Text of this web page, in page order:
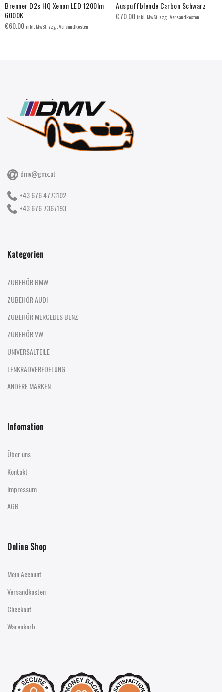
Brenner D2s HQ Xenon LED 1200lm
6000K
€60.00inkl. MwSt. zzgl. Versandkosten
Auspuffblende Carbon Schwarz
€70.00inkl. MwSt. zzgl. Versandkosten
dmv@gmx.at
+43 676 4773102
+43 676 7367193
Kategorien
ZUBEHÖR BMW
ZUBEHÖR AUDI
ZUBEHÖR MERCEDES BENZ
ZUBEHÖR VW
UNIVERSALTEILE
LENKRADVEREDELUNG
ANDERE MARKEN
Infomation
Über uns
Kontakt
Impressum
AGB
Online Shop
Mein Account
Versandkosten
Checkout
Warenkorb